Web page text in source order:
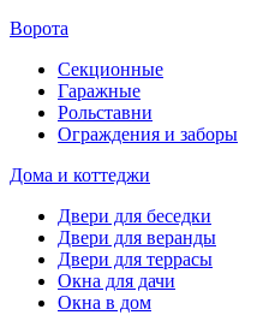
Ворота
Секционные
Гаражные
Рольставни
Ограждения и заборы
Дома и коттеджи
Двери для беседки
Двери для веранды
Двери для террасы
Окна для дачи
Окна в дом